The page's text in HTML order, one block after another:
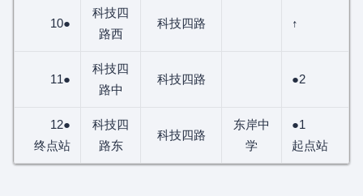
10●
科技四
路西
科技四路 ↑
11●
科技四
路中
科技四路 ●2
12●
终点站
科技四
路东
科技四路
东岸中
学
●1
起点站